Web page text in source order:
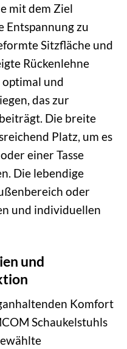
mit dem Ziel
Entspannung zu
Sitzfläche und
Rückenlehne
und
das zur
Die breite
Platz, um es
einer Tasse
Die lebendige
oder
und individuellen
und
Komfort
Schaukelstuhls